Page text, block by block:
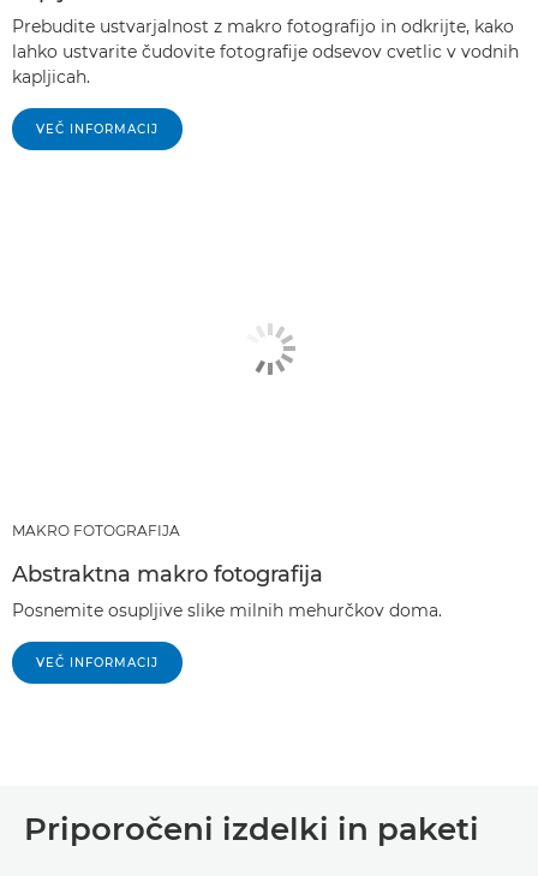
Prebudite ustvarjalnost z makro fotografijo in odkrijte, kako
lahko ustvarite čudovite fotografije odsevov cvetlic v vodnih
kapljicah.
VEČ INFORMACIJ
MAKRO FOTOGRAFIJA
Abstraktna makro fotografija
Posnemite osupljive slike milnih mehurčkov doma.
VEČ INFORMACIJ
Priporočeni izdelki in paketi